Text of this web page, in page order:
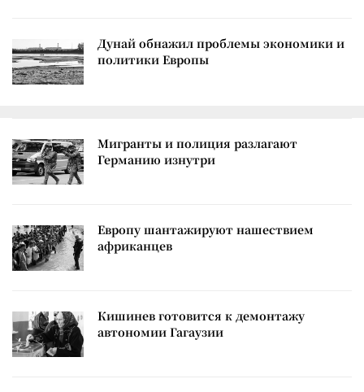
Дунай обнажил проблемы экономики и
политики Европы
Мигранты и полиция разлагают
Германию изнутри
Европу шантажируют нашествием
африканцев
Кишинев готовится к демонтажу
автономии Гагаузии